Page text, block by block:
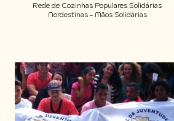
Rede de Cozinhas Populares Solidárias
Nordestinas - Mãos Solidárias